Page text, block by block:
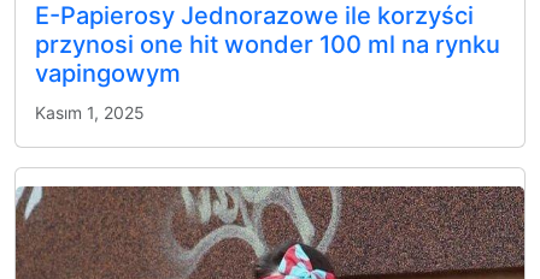
E-Papierosy Jednorazowe ile korzyści
przynosi one hit wonder 100 ml na rynku
vapingowym
Kasım 1, 2025